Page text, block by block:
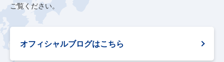
ご覧ください。
オフィシャルブログはこちら